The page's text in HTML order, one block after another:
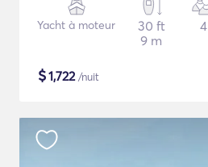
Yacht à moteur
30 ft
9 m
4
$1,722/nuit